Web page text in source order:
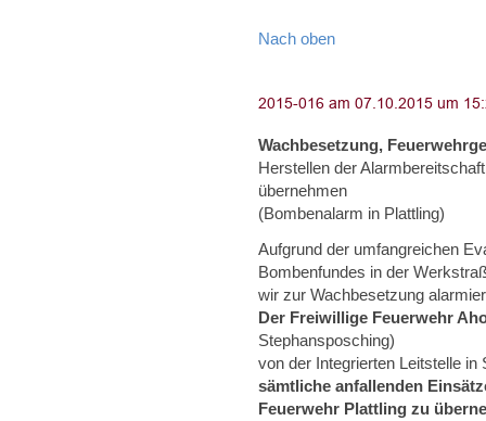
Nach oben
Wachbesetzung,
Herstellen der
übernehmen
(Bombenalarm in Plattling)
Aufgrund der umfangreichen
Bombenfundes in der
wir zur Wachbesetzung
Der Freiwillige Feuerwehr
Stephansposching)
von der Integrierten Leitstelle in
sämtliche anfallenden
Feuerwehr Plattling zu